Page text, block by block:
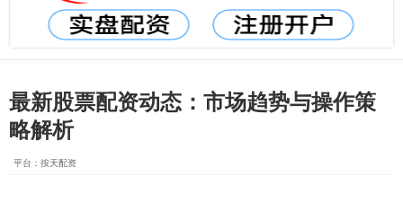
最新股票配资动态：市场趋势与操作策
略解析
平台：按天配资